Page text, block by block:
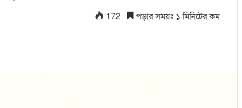
172 পড়ার সময়ঃ ১ মিনিটের কম